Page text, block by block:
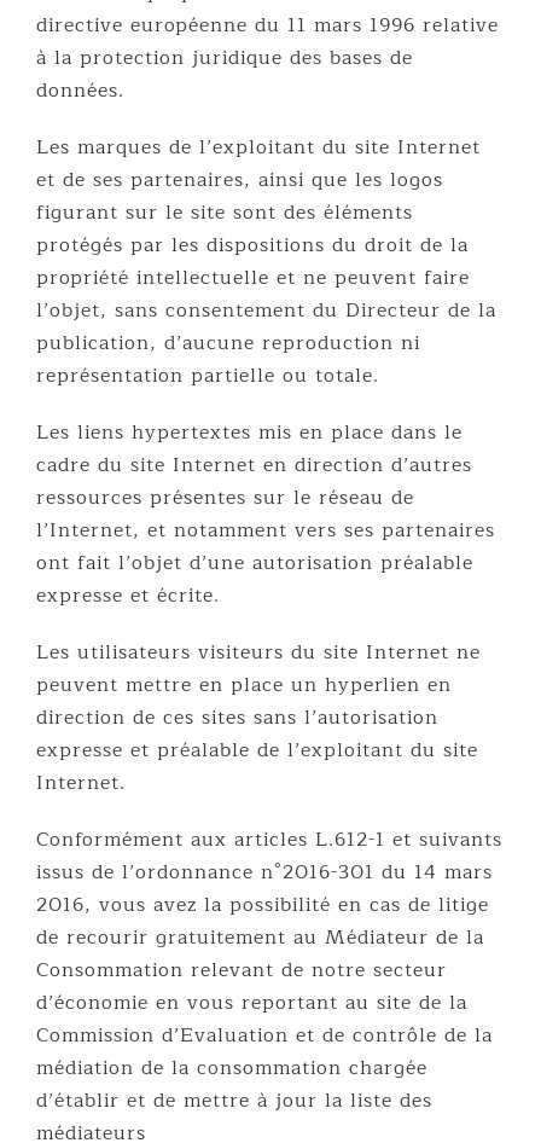
directive européenne du 11 mars 1996 relative
à la protection juridique des bases de
données.
Les marques de l’exploitant du site Internet
et de ses partenaires, ainsi que les logos
figurant sur le site sont des éléments
protégés par les dispositions du droit de la
propriété intellectuelle et ne peuvent faire
l’objet, sans consentement du Directeur de la
publication, d’aucune reproduction ni
représentation partielle ou totale.
Les liens hypertextes mis en place dans le
cadre du site Internet en direction d’autres
ressources présentes sur le réseau de
l’Internet, et notamment vers ses partenaires
ont fait l’objet d’une autorisation préalable
expresse et écrite.
Les utilisateurs visiteurs du site Internet ne
peuvent mettre en place un hyperlien en
direction de ces sites sans l’autorisation
expresse et préalable de l’exploitant du site
Internet.
Conformément aux articles L.612-1 et suivants
issus de l’ordonnance n°2016-301 du 14 mars
2016, vous avez la possibilité en cas de litige
de recourir gratuitement au Médiateur de la
Consommation relevant de notre secteur
d’économie en vous reportant au site de la
Commission d’Evaluation et de contrôle de la
médiation de la consommation chargée
d’établir et de mettre à jour la liste des
médiateurs